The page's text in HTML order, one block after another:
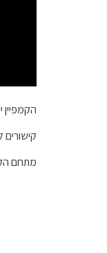
הקמפיין
קישורים
מתחם